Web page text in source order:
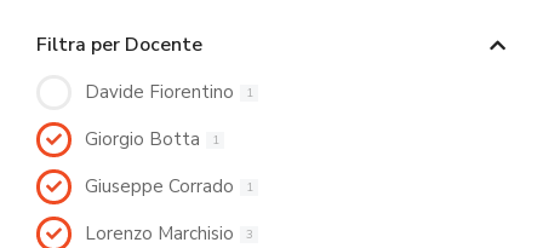
Filtra per Docente
Davide Fiorentino 1
Giorgio Botta 1
Giuseppe Corrado 1
Lorenzo Marchisio 3